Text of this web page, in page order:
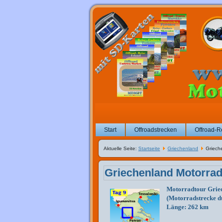
Start Offroadstrecken Offroad-
Aktuelle Seite: Startseite Griechenland
Griechenland
Motorradtour
(Motorradstrecke
Länge: 262 km